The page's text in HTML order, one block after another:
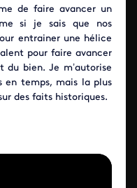
de faire avancer un
si je sais que nos
entrainer une hélice
pour faire avancer
du bien. Je m’autorise
en temps, mais la plus
des faits historiques.